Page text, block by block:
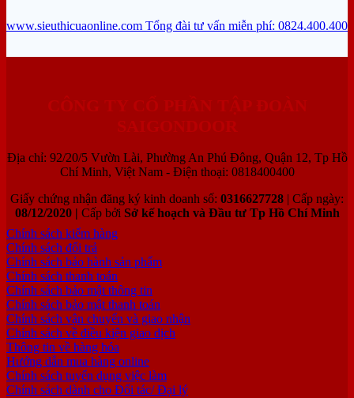
www.sieuthicuaonline.com Tổng đài tư vấn miễn phí: 0824.400.400
Địa chỉ: 92/20/5 Vườn Lài, Phường An Phú Đông, Quận 12, Tp Hồ
Chí Minh, Việt Nam - Điện thoại: 0818400400
Giấy chứng nhận đăng ký kinh doanh số: 0316627728 | Cấp ngày:
08/12/2020 |
Cấp bởi Sở kế hoạch và Đầu tư Tp Hồ Chí Minh
Chính sách kiểm hàng
Chính sách đổi trả
Chính sách bảo hành sản phẩm
Chính sách thanh toán
Chính sách bảo mật thông tin
Chính sách bảo mật thanh toán
Chính sách vận chuyển và giao nhận
Chính sách về điều kiện giao dịch
Thông tin về hàng hóa
Hướng dẫn mua hàng online
Chính sách tuyển dụng việc làm
Chính sách dành cho Đối tác/ Đại lý